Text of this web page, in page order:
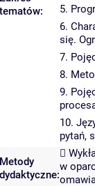
tematów:
5.
6.
się.
7.
8.
9.
10.
pytań,
Metody
dydaktyczne:

w